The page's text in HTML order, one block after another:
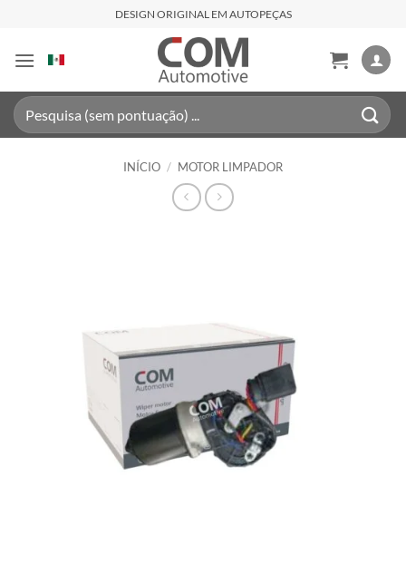
content
DESIGN ORIGINAL EM AUTOPEÇAS
Pesquisar
por:
INÍCIO / MOTOR LIMPADOR